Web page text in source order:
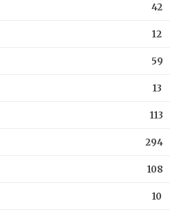
42
12
59
13
113
294
108
10